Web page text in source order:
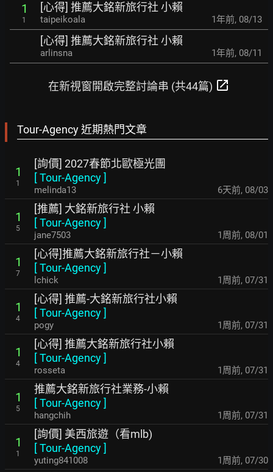
1
1
[心得] 推薦大銘新旅行社 小賴
taipeikoala 1年前, 08/13
[心得] 推薦大銘新旅行社 小賴
arlinsna 1年前, 08/11
在新視窗開啟完整討論串 (共44篇) open_in_new
Tour-Agency 近期熱門文章
1
1
[詢價] 2027春節北歐極光團
[Tour-Agency]
melinda13 6天前, 08/03
1
5
[推薦] 大銘新旅行社 小賴
[Tour-Agency]
jane7503 1周前, 08/01
1
7
[心得]推薦大銘新旅行社－小賴
[Tour-Agency]
lchick 1周前, 07/31
1
4
[心得] 推薦-大銘新旅行社小賴
[Tour-Agency]
pogy 1周前, 07/31
1
4
[心得] 推薦大銘新旅行社小賴
[Tour-Agency]
rosseta 1周前, 07/31
1
5
推薦大銘新旅行社業務-小賴
[Tour-Agency]
hangchih 1周前, 07/31
1
1
[詢價] 美西旅遊（看mlb)
[Tour-Agency]
yuting841008 1周前, 07/30